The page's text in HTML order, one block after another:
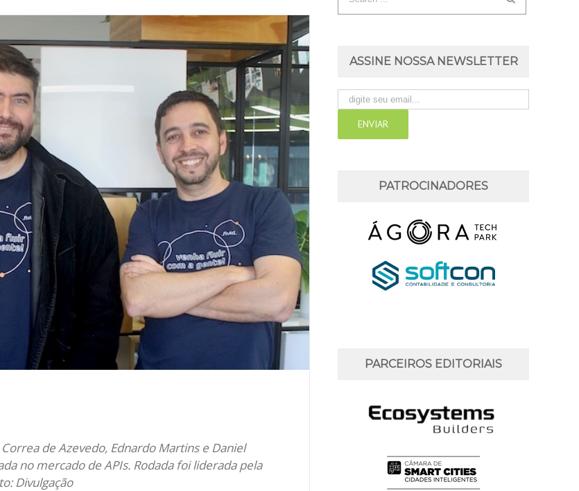
de Azevedo, Ednardo Martins e Daniel
no mercado de APIs. Rodada foi liderada pela
Divulgação
ASSINE NOSSA NEWSLETTER
PATROCINADORES
PARCEIROS EDITORIAIS